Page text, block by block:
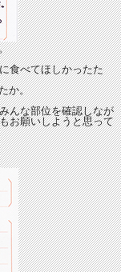
食べてほしかったた
か。
みんな部位を確認しなが
お願いしようと思って